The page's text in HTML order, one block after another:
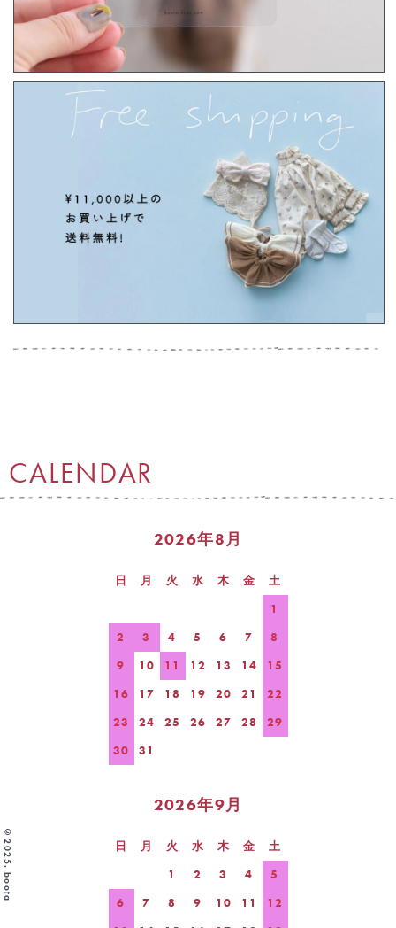
CALENDAR
2026年8月
日 月 火 水 木 金
土
1
2
3 4 5 6 7
8
9
10 11 12 13 14
15
16
17 18 19 20 21
22
23
24 25 26 27 28
29
30
31
2026年9月
日 月 火 水 木 金
土
1
2 3 4
5
6
7 8 9 10 11
12
©2025. boota